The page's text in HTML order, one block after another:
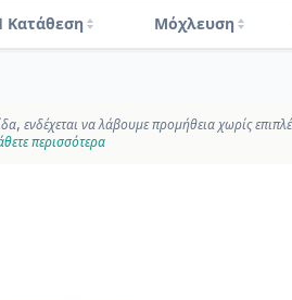
Κατάθεση Μόχλευση
να λάβουμε προμήθεια χωρίς
περισσότερα